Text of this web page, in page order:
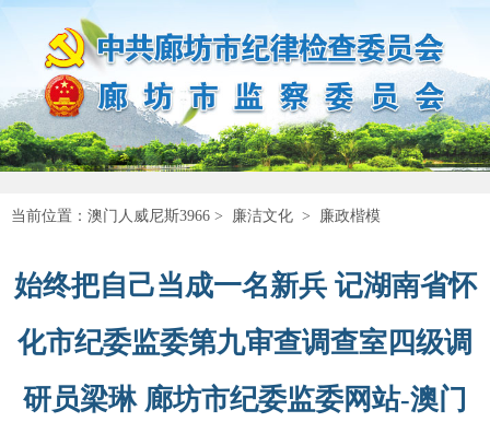
当前位置： 澳门人威尼斯3966 > 廉洁文化 > 廉政楷模
始终把自己当成一名新兵 记湖南省怀
化市纪委监委第九审查调查室四级调
研员梁琳 廊坊市纪委监委网站-澳门